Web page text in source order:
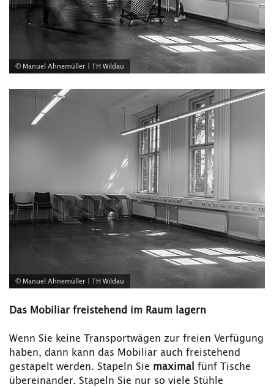
© Manuel Ahnemüller | TH Wildau
© Manuel Ahnemüller | TH Wildau
Das Mobiliar freistehend im Raum lagern
Wenn Sie keine Transportwägen zur freien Verfügung
haben, dann kann das Mobiliar auch freistehend
gestapelt werden. Stapeln Sie maximal
fünf Tische
übereinander. Stapeln Sie nur so viele Stühle